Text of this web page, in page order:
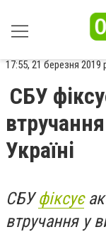
17:55, 21 березня 2019
СБУ
Україні
СБУфіксує
втручання у